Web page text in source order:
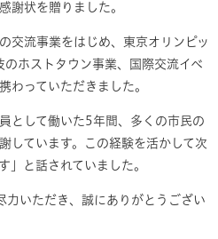
謝状を贈りました。
交流事業をはじめ、東京オリンピッ
ホストタウン事業、国際交流イベ
わっていただきました。
として働いた5年間、多くの市民の
しています。この経験を活かして次
」と話されていました。
力いただき、誠にありがとうござい